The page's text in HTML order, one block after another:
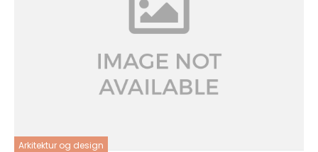
Arkitektur og design